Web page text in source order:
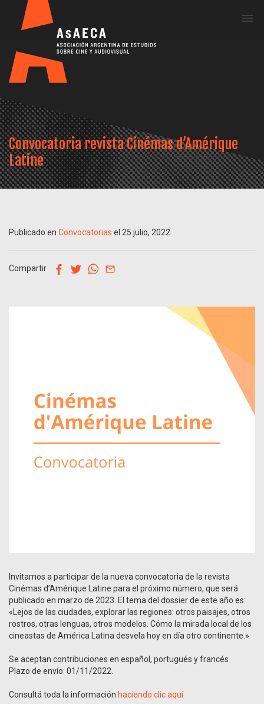
Convocatoria revista Cinémas d’Amérique
Latine
Publicado en Convocatorias el 25 julio, 2022
Compartir facebook
twitterwhatsapp
Invitamos a participar de la nueva convocatoria de la revista
Cinémas d’Amérique Latine para el próximo número, que será
publicado en marzo de 2023. El tema del dossier de este año es:
«Lejos de las ciudades, explorar las regiones: otros paisajes, otros
rostros, otras lenguas, otros modelos. Cómo la mirada local de los
cineastas de América Latina desvela hoy en día otro continente.»
Se aceptan contribuciones en español, portugués y francés
Plazo de envío: 01/11/2022.
Consultá toda la información haciendo clic aquí